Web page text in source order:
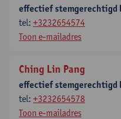
effectief stemgerechtigd
tel: +3232654574
Toon e-mailadres
Ching Lin Pang
effectief stemgerechtigd
tel: +3232654578
Toon e-mailadres